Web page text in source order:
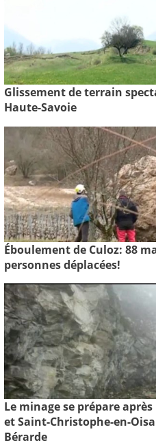
Glissement de terrain
Haute-Savoie
Éboulement de Culoz: 88
personnes déplacées!
Le minage se prépare
et Saint-Christophe-en-
Bérarde